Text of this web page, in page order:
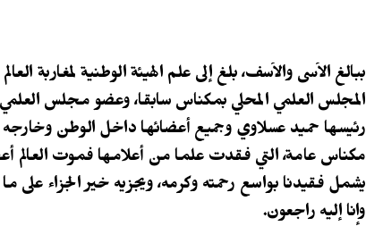
ببالغ الأسى والأسف، بلغ إلى علم الهيئة الوطنية لمغاربة
المجلس العلمي المحلي بمكناس سابقا، وعضو مجلس
رئيسها حميد عسلاوي وجميع أعضائها داخل الوطن وخارجه
مكناس عامة، التي فقدت علما من أعلامها فموت العالم
يشمل فقيدنا بواسع رحمته وكرمه، ويجزيه خير الجزاء على ما
وإنا إليه راجعون.